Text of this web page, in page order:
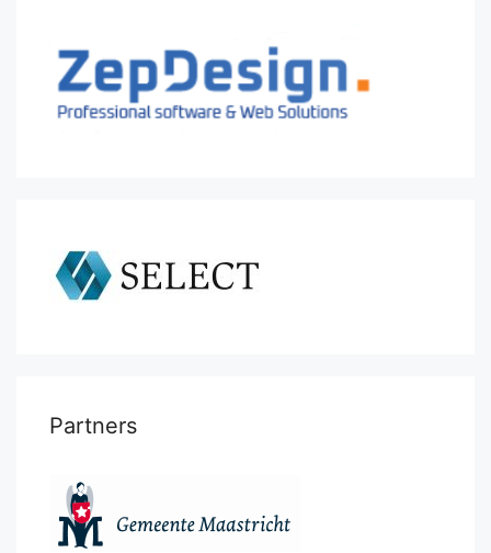
Partners